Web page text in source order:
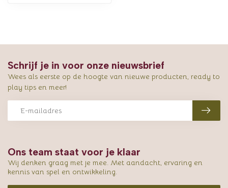
Ons team staat voor je klaar
Wij denken graag met je mee. Met aandacht, ervaring en
kennis van spel en ontwikkeling.
Schrijf je in voor onze nieuwsbrief
Wees als eerste op de hoogte van nieuwe producten, ready to
play tips en meer!